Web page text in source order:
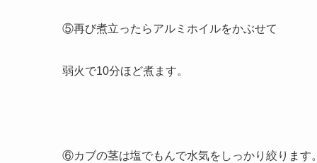
⑤再び煮立ったらアルミホイルをかぶせて
弱火で10分ほど煮ます。
⑥カブの茎は塩でもんで水気をしっかり絞ります